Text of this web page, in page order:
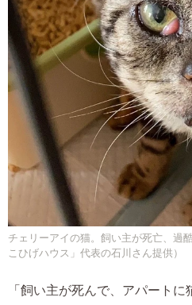
チェリーアイの猫。飼い主が死亡、過
こひげハウス」代表の石川さん提供）
「飼い主が死んで、アパート